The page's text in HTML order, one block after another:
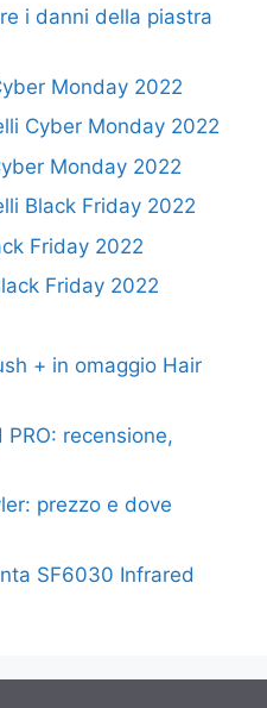
i danni della piastra
Monday 2022
Cyber Monday 2022
Monday 2022
Black Friday 2022
Friday 2022
Friday 2022
+ in omaggio Hair
recensione,
prezzo e dove
SF6030 Infrared